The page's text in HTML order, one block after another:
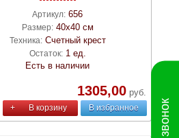
Артикул: 656
Размер: 40х40 см
Техника: Счетный крест
Остаток: 1 ед.
Есть в наличии
1305,00руб.
+ В корзину В избранное